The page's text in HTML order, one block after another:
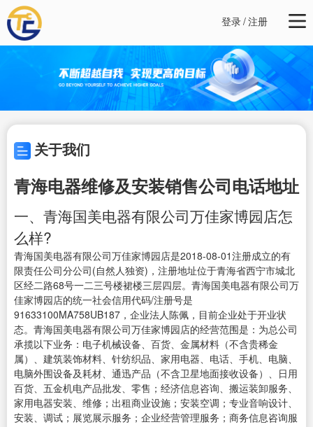
登录/注册
关于我们
青海电器维修及安装销售公司电话地址
一、青海国美电器有限公司万佳家博园店怎
么样?
青海国美电器有限公司万佳家博园店是2018-08-01注册成立的有
限责任公司分公司(自然人独资)，注册地址位于青海省西宁市城北
区经二路68号一二三号楼裙楼三层四层。青海国美电器有限公司万
佳家博园店的统一社会信用代码/注册号是
91633100MA758UB187，企业法人陈佩，目前企业处于开业状
态。青海国美电器有限公司万佳家博园店的经营范围是：为总公司
承揽以下业务：电子机械设备、百货、金属材料（不含贵稀金
属）、建筑装饰材料、针纺织品、家用电器、电话、手机、电脑、
电脑外围设备及耗材、通迅产品（不含卫星地面接收设备）、日用
百货、五金机电产品批发、零售；经济信息咨询、搬运装卸服务、
家用电器安装、维修；出租商业设施；安装空调；专业音响设计、
安装、调试；展览展示服务；企业经营管理服务；商务信息咨询服